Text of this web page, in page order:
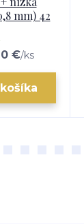
mm) 42
€/ks